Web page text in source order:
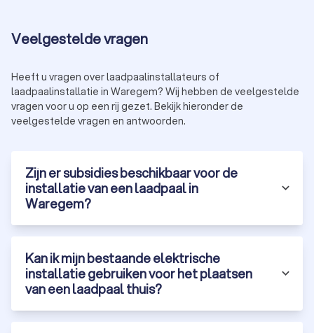
Veelgestelde vragen
Heeft u vragen over laadpaalinstallateurs of
laadpaalinstallatie in Waregem? Wij hebben de veelgestelde
vragen voor u op een rij gezet. Bekijk hieronder de
veelgestelde vragen en antwoorden.
Zijn er subsidies beschikbaar voor de
installatie van een laadpaal in
Waregem?
Kan ik mijn bestaande elektrische
installatie gebruiken voor het plaatsen
van een laadpaal thuis?